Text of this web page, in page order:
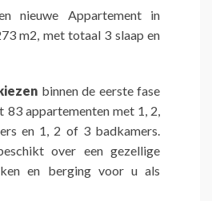
nieuwe Appartement in
m2, met totaal 3 slaap en
binnen de eerste fase
appartementen met 1, 2,
en 1, 2 of 3 badkamers.
over een gezellige
en berging voor u als